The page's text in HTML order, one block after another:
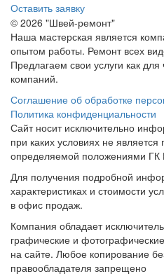
Оставить заявку
© 2026 "Швей-ремонт"
Наша мастерская является
опытом работы. Ремонт всех
Предлагаем свои услуги как
компаний.
Соглашение об обработке
Политика конфиденциальности
Сайт носит исключительно
при каких условиях не
определяемой положениями ГК
Для получения подробной
характеристиках и стоимости
в офис продаж.
Компания обладает
графические и
на сайте. Любое копирование
правообладателя запрещено